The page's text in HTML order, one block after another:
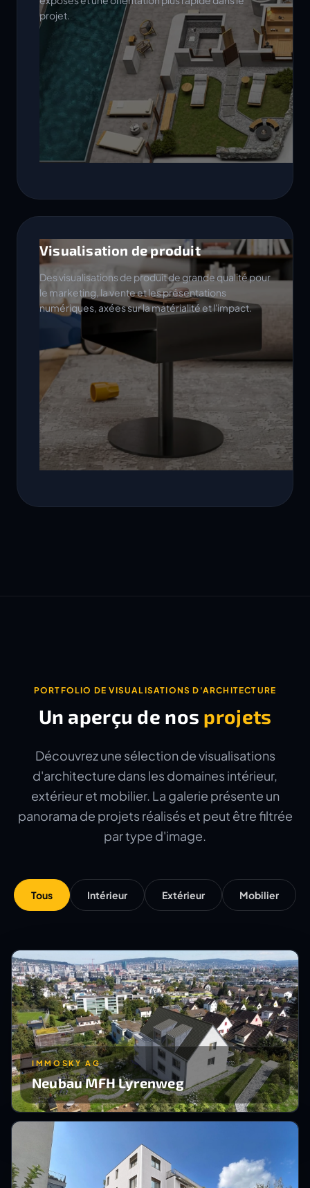
projet.
Visualisation de produit
Des visualisations de produit de grande qualité pour
le marketing, la vente et les présentations
numériques, axées sur la matérialité et l'impact.
PORTFOLIO DE VISUALISATIONS D'ARCHITECTURE
Un aperçu de nos projets
Découvrez une sélection de visualisations
d'architecture dans les domaines intérieur,
extérieur et mobilier. La galerie présente un
panorama de projets réalisés et peut être filtrée
par type d'image.
Tous Intérieur Extérieur Mobilier
IMMOSKY AG
Neubau MFH Lyrenweg